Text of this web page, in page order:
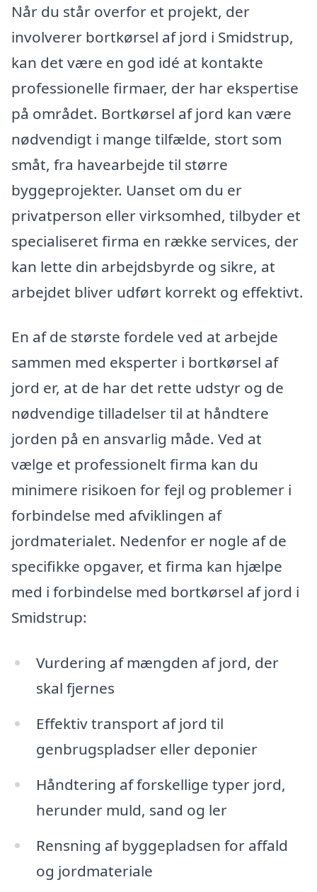
Når du står overfor et projekt, der
involverer bortkørsel af jord i Smidstrup,
kan det være en god idé at kontakte
professionelle firmaer, der har ekspertise
på området. Bortkørsel af jord kan være
nødvendigt i mange tilfælde, stort som
småt, fra havearbejde til større
byggeprojekter. Uanset om du er
privatperson eller virksomhed, tilbyder et
specialiseret firma en række services, der
kan lette din arbejdsbyrde og sikre, at
arbejdet bliver udført korrekt og effektivt.
En af de største fordele ved at arbejde
sammen med eksperter i bortkørsel af
jord er, at de har det rette udstyr og de
nødvendige tilladelser til at håndtere
jorden på en ansvarlig måde. Ved at
vælge et professionelt firma kan du
minimere risikoen for fejl og problemer i
forbindelse med afviklingen af
jordmaterialet. Nedenfor er nogle af de
specifikke opgaver, et firma kan hjælpe
med i forbindelse med bortkørsel af jord i
Smidstrup:
Vurdering af mængden af jord, der
skal fjernes
Effektiv transport af jord til
genbrugspladser eller deponier
Håndtering af forskellige typer jord,
herunder muld, sand og ler
Rensning af byggepladsen for affald
og jordmateriale